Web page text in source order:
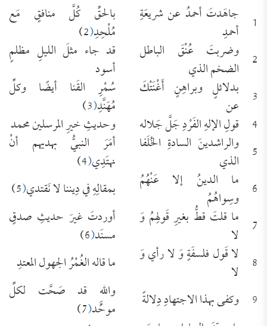
1
جاهَدتَ أحمدُ عن شريعَةِ
أحمدِ
بالحقِّ كُلَّ منافقٍ مَع
مُلْحِدِ(
2)
2 وضربتَ عُنْقَ الباطل
الضخم الذي
قد جاء مثلَ الليلِ مظلمٍ
أسود
3 بدلائلٍ وبراهِنٍ أَغْنَتْكَ
عن
سُمْرِ القَنا أيضًا وكلِّ
مُهَنَّدِ(
3)
4 قولِ الإلهِ الفَرْدِ جَلَّ جَلاله
وحديثِ خيرِ المرسلين محمد
5 والراشدينَ السادةِ الخُلَفا
الذي
أمَرَ النبيُّ بهديهم أنْ
نهتَدِي(
4)
6 ما الدينُ إلا عَنْهُمُ
وسِواهُمُ بمقالِهِ في دِيننا لا نَقتدي(
5)
7 ما قلتَ قطُّ بغيرِ قَولِهمُ وَ
لا
أوردتَ غيرَ حديثِ صدقٍ
مسنَد(
6)
8 لا قَول فلسفَةٍ وَ لا رأي وَ
لا
ما قاله الغُمْرُ الجهول المعتدِ
9 وكفى بهذا الاجتهادِ دِلالةً واللهِ قد صَحَّت لكلِّ
موحِّد(
7)